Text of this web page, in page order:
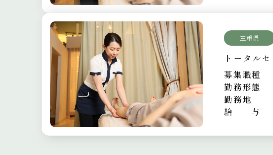
三重県
トータル
募集職種
勤務形態
勤務地
給 与